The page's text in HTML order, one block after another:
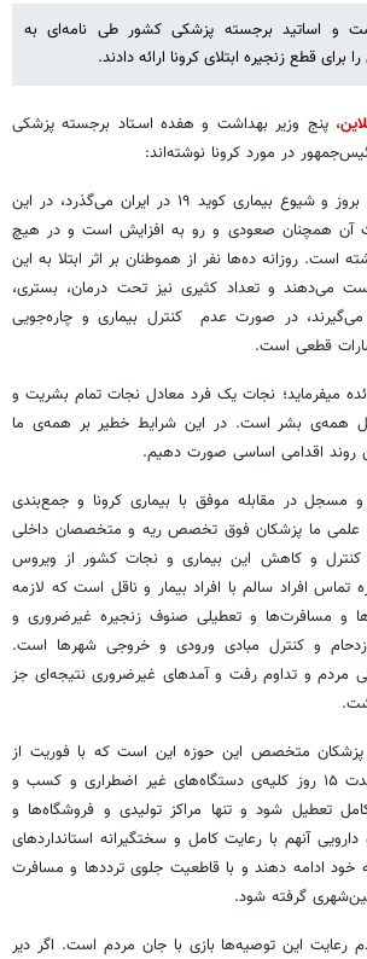
و اساتید برجسته پزشکی کشور طی نامه‌ای به
قطع زنجیره ابتلای کرونا ارائه دادند.
، پنج وزیر بهداشت و هفده اسـتاد برجسته­ پزشکی
در مورد کرونا نوشته‌اند:
حدود ی ک­ماه است که از بروز و شیوع بیماری کوید ۱۹ در ایران می­‌گذرد، در این
آن همچنان صعودی و رو به افزایش است و در هیچ
است. روزانه ده­‌ها نفر از هموطنان بر اثر ابتلا به این
می­‌دهند و تعداد کثیری نیز تحت درمان، بستری،
می­‌گیرند، در صورت عدم کنترل بیماری و چاره­‌جویی
قطعی است.
کریم در آیة ۳۲ مائده می­فرماید؛ نجات یک فرد معادل نجات تمام بشریت و
همه­‌ی بشر است. در این شرایط خطیر بر همه­‌ی ما
اقدامی اساسی صورت دهیم.
مسجل در مقابله موفق با بیماری کرونا و جمع‌­بندی
علمی ما پزشکان فوق تخصص ریه و متخصصان داخلی
کنترل و کاهش این بیماری و نجات کشور از ویروس
تماس افراد سالم با افراد بیمار و ناقل است که لازمه­‌
و مسافرت­‌ها و تعطیلی صنوف زنجیره غیرضروری و
و کنترل مبادی ورودی و خروجی شهرها است.
مردم و تداوم رفت و آمدهای غیرضروری نتیجه‌­ای جز
پزشکان متخصص این حوزه این است که با فوریت از
همین امروز حداقل به مدت ۱۵ روز کلیه‌ی دستگاه‌های غیر اضطراری و کسب و
تعطیل شود و تنها مراکز تولیدی و فروشگاه‌­ها و
آن­هم با رعایت کامل و سخت­گیرانه استانداردهای
خود ادامه دهند و با قاطعیت جلوی ترددها و مسافرت­‌
گرفته شود.
رعایت این توصیه­‌ها بازی با جان مردم است. اگر دیر